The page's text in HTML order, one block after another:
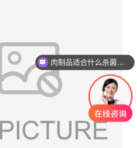
肉制品适合什么杀菌方式?